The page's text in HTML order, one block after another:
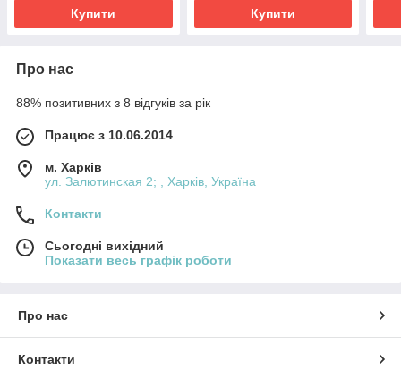
Купити Купити
Про нас
88% позитивних з 8 відгуків за рік
Працює з 10.06.2014
м. Харків
ул. Залютинская 2; , Харків, Україна
Контакти
Сьогодні вихідний
Показати весь графік роботи
Про нас
Контакти